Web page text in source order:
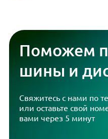
Поможем
шины и
Свяжитесь с нами по
или оставьте свой
вами через 5 минут